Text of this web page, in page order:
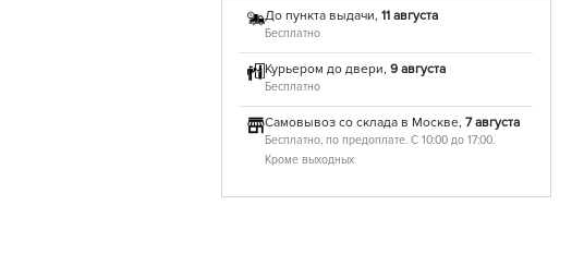
До пункта выдачи, 11 августа
Бесплатно
Курьером до двери, 9 августа
Бесплатно
Самовывоз со склада в Москве, 7 августа
Бесплатно, по предоплате. С 10:00 до 17:00.
Кроме выходных